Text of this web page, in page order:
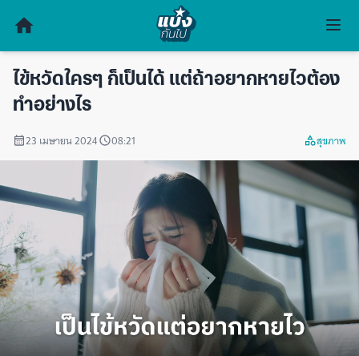
ไข้หวัดใครๆ ก็เป็นได้ แต่ถ้าอยากหายไวต้อง
ทำอย่างไร
23 เมษายน 2024 08:21 สุขภาพ